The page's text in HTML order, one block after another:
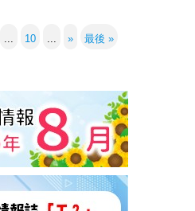
10 » 最後 »